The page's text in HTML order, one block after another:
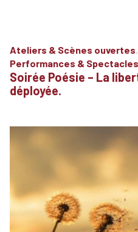
Ateliers & Scènes ouvertes,
Performances & Spectacles
Soirée Poésie – La
déployée.